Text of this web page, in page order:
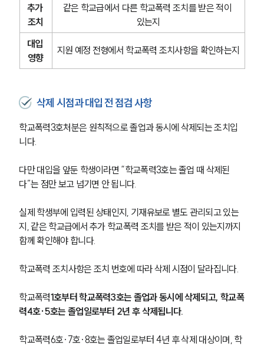
추가
조치
같은 학교급에서 다른 학교폭력 조치를 받은 적이
있는지
대입
영향
지원 예정 전형에서 학교폭력 조치사항을 확인하는지
삭제 시점과 대입 전 점검 사항
학교폭력3호처분은 원칙적으로 졸업과 동시에 삭제되는 조치입
니다.
다만 대입을 앞둔 학생이라면 “학교폭력3호는 졸업 때 삭제된
다”는 점만 보고 넘기면 안 됩니다.
실제 학생부에 입력된 상태인지, 기재유보로 별도 관리되고 있는
지, 같은 학교급에서 추가 학교폭력 조치를 받은 적이 있는지까지
함께 확인해야 합니다.
학교폭력 조치사항은 조치 번호에 따라 삭제 시점이 달라집니다.
학교폭력1호부터 학교폭력3호는 졸업과 동시에 삭제되고, 학교폭
력4호·5호는 졸업일로부터 2년 후 삭제됩니다.
학교폭력6호·7호·8호는 졸업일로부터 4년 후 삭제 대상이며, 학